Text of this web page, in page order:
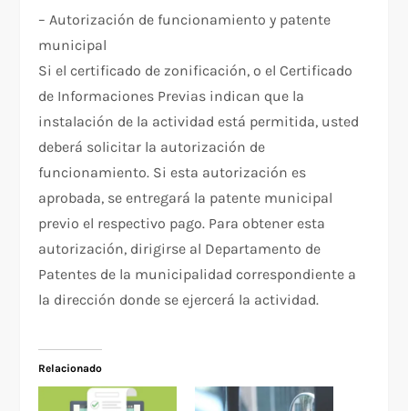
– Autorización de funcionamiento y patente
municipal
Si el certificado de zonificación, o el Certificado
de Informaciones Previas indican que la
instalación de la actividad está permitida, usted
deberá solicitar la autorización de
funcionamiento. Si esta autorización es
aprobada, se entregará la patente municipal
previo el respectivo pago. Para obtener esta
autorización, dirigirse al Departamento de
Patentes de la municipalidad correspondiente a
la dirección donde se ejercerá la actividad.
Relacionado